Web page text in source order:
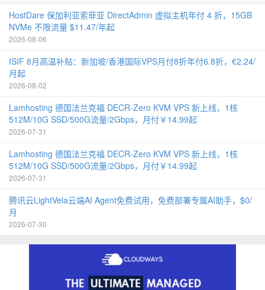
HostDare 保加利亚索菲亚 DirectAdmin 虚拟主机年付 4 折，15GB
NVMe 不限流量 $11.47/年起
2026-08-06
ISIF 8月高温补贴：新加坡/香港国际VPS月付8折年付6.8折，€2.24/
月起
2026-08-02
Lamhosting 德国法兰克福 DECR-Zero KVM VPS 新上线，1核
512M/10G SSD/500G流量/2Gbps，月付￥14.99起
2026-07-31
Lamhosting 德国法兰克福 DECR-Zero KVM VPS 新上线，1核
512M/10G SSD/500G流量/2Gbps，月付￥14.99起
2026-07-31
腾讯云LightVela云端AI Agent免费试用，免费部署专属AI助手，$0/
月
2026-07-30